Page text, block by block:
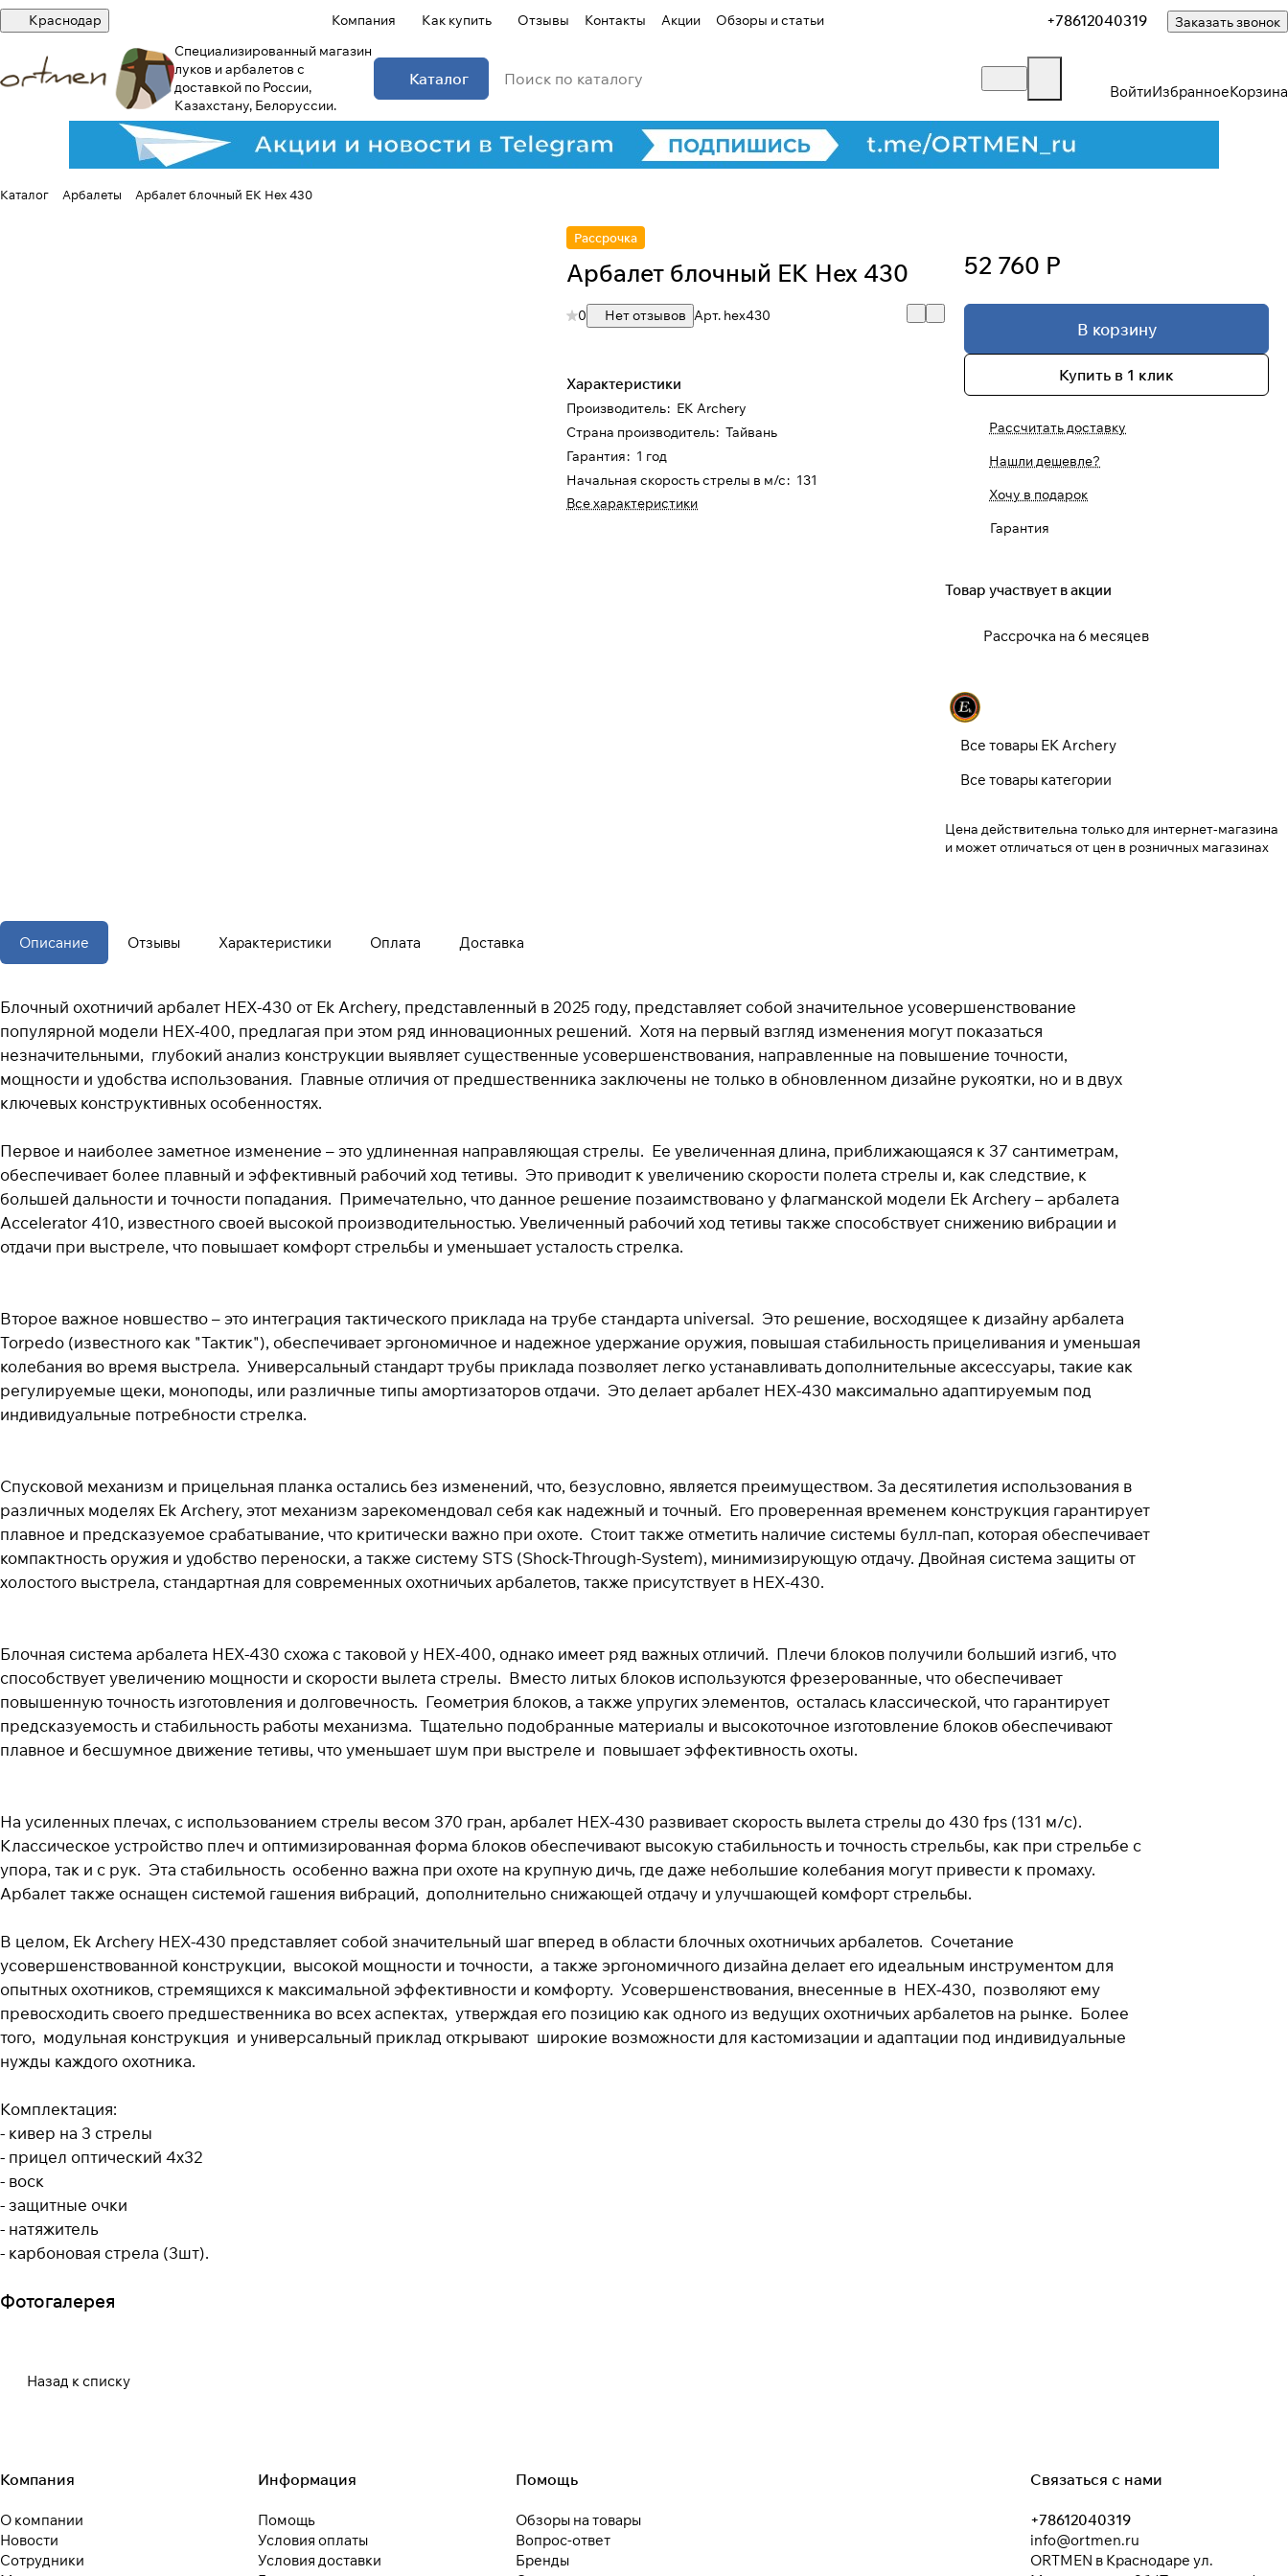
Краснодар Компания Как купить Отзывы Контакты Акции Обзоры и статьи +78612040319 Заказать звонок
Специализированный магазин
луков и арбалетов с
доставкой по России,
Казахстану, Белоруссии.
Каталог
ВойтиИзбранноеКорзина
Каталог Арбалеты Арбалет блочный EK Hex 430
Рассрочка
Арбалет блочный EK Hex 430
0 Нет отзывов Арт. hex430
Характеристики
Производитель: EK Archery
Страна производитель: Тайвань
Гарантия: 1 год
Начальная скорость стрелы в м/с: 131
Все характеристики
52 760 Р
В корзину
Купить в 1 клик
Рассчитать доставку
Нашли дешевле?
Хочу в подарок
Гарантия
Товар участвует в акции
Рассрочка на 6 месяцев
Все товары EK Archery
Все товары категории
Цена действительна только для интернет-магазина
и может отличаться от цен в розничных магазинах
Описание Отзывы Характеристики Оплата Доставка
Блочный охотничий арбалет HEX-430 от Ek Archery, представленный в 2025 году, представляет собой значительное усовершенствование
популярной модели HEX-400, предлагая при этом ряд инновационных решений. Хотя на первый взгляд изменения могут показаться
незначительными, глубокий анализ конструкции выявляет существенные усовершенствования, направленные на повышение точности,
мощности и удобства использования. Главные отличия от предшественника заключены не только в обновленном дизайне рукоятки, но и в двух
ключевых конструктивных особенностях.
Первое и наиболее заметное изменение – это удлиненная направляющая стрелы. Ее увеличенная длина, приближающаяся к 37 сантиметрам,
обеспечивает более плавный и эффективный рабочий ход тетивы. Это приводит к увеличению скорости полета стрелы и, как следствие, к
большей дальности и точности попадания. Примечательно, что данное решение позаимствовано у флагманской модели Ek Archery – арбалета
Accelerator 410, известного своей высокой производительностью. Увеличенный рабочий ход тетивы также способствует снижению вибрации и
отдачи при выстреле, что повышает комфорт стрельбы и уменьшает усталость стрелка.
Второе важное новшество – это интеграция тактического приклада на трубе стандарта universal. Это решение, восходящее к дизайну арбалета
Torpedo (известного как "Тактик"), обеспечивает эргономичное и надежное удержание оружия, повышая стабильность прицеливания и уменьшая
колебания во время выстрела. Универсальный стандарт трубы приклада позволяет легко устанавливать дополнительные аксессуары, такие как
регулируемые щеки, моноподы, или различные типы амортизаторов отдачи. Это делает арбалет HEX-430 максимально адаптируемым под
индивидуальные потребности стрелка.
Спусковой механизм и прицельная планка остались без изменений, что, безусловно, является преимуществом. За десятилетия использования в
различных моделях Ek Archery, этот механизм зарекомендовал себя как надежный и точный. Его проверенная временем конструкция гарантирует
плавное и предсказуемое срабатывание, что критически важно при охоте. Стоит также отметить наличие системы булл-пап, которая обеспечивает
компактность оружия и удобство переноски, а также систему STS (Shock-Through-System), минимизирующую отдачу. Двойная система защиты от
холостого выстрела, стандартная для современных охотничьих арбалетов, также присутствует в HEX-430.
Блочная система арбалета HEX-430 схожа с таковой у HEX-400, однако имеет ряд важных отличий. Плечи блоков получили больший изгиб, что
способствует увеличению мощности и скорости вылета стрелы. Вместо литых блоков используются фрезерованные, что обеспечивает
повышенную точность изготовления и долговечность. Геометрия блоков, а также упругих элементов, осталась классической, что гарантирует
предсказуемость и стабильность работы механизма. Тщательно подобранные материалы и высокоточное изготовление блоков обеспечивают
плавное и бесшумное движение тетивы, что уменьшает шум при выстреле и повышает эффективность охоты.
На усиленных плечах, с использованием стрелы весом 370 гран, арбалет HEX-430 развивает скорость вылета стрелы до 430 fps (131 м/с).
Классическое устройство плеч и оптимизированная форма блоков обеспечивают высокую стабильность и точность стрельбы, как при стрельбе с
упора, так и с рук. Эта стабильность особенно важна при охоте на крупную дичь, где даже небольшие колебания могут привести к промаху.
Арбалет также оснащен системой гашения вибраций, дополнительно снижающей отдачу и улучшающей комфорт стрельбы.
В целом, Ek Archery HEX-430 представляет собой значительный шаг вперед в области блочных охотничьих арбалетов. Сочетание
усовершенствованной конструкции, высокой мощности и точности, а также эргономичного дизайна делает его идеальным инструментом для
опытных охотников, стремящихся к максимальной эффективности и комфорту. Усовершенствования, внесенные в HEX-430, позволяют ему
превосходить своего предшественника во всех аспектах, утверждая его позицию как одного из ведущих охотничьих арбалетов на рынке. Более
того, модульная конструкция и универсальный приклад открывают широкие возможности для кастомизации и адаптации под индивидуальные
нужды каждого охотника.
Комплектация:
- кивер на 3 стрелы
- прицел оптический 4х32
- воск
- защитные очки
- натяжитель
- карбоновая стрела (3шт).
Фотогалерея
Назад к списку
Для клиентов всех банков
Разбейтеоплату на части
Сегодня
Добавляйте товарыв корзину
При оформлении заказавыберите метод оплаты
Оплачивайте сегодня только25% картой любого
банка
Оставшиеся75% будутсписываться
с вашей картыпо25%каждые 2 недели
* При оплате через ПЛАЙТскидки по купонам не
Подробнееоб оплате Плайтом
25
раз в 2
недели
раз в 2 недели
Остались вопросы?
8 800 302-02-51
plait.ru
Компания
О компании
Новости
Сотрудники
Информация
Помощь
Условия оплаты
Условия доставки
Помощь
Обзоры на товары
Вопрос-ответ
Бренды
Связаться с нами
+78612040319
info@ortmen.ru
ORTMEN в Краснодаре ул.